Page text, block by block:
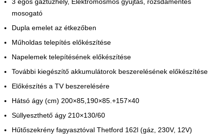
3 égős gáztűzhely, Elektromosmos gyújtás, rozsdamentes
mosogató
Dupla emelet az étkezőben
Műholdas telepítés előkészítése
Napelemek telepítésének előkészítése
További kiegészítő akkumulátorok beszerelésének előkészítése
Előkészítés a TV beszerelésére
Hátsó ágy (cm) 200×85,190×85.+157×40
Süllyeszthető ágy 210×130/60
Hűtőszekrény fagyasztóval Thetford 162l (gáz, 230V, 12V)